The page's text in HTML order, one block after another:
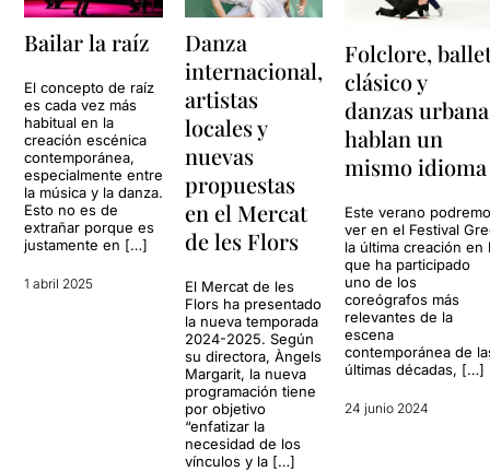
Bailar la raíz
El concepto de raíz
es cada vez más
habitual en la
creación escénica
contemporánea,
especialmente entre
la música y la danza.
Esto no es de
extrañar porque es
justamente en […]
1 abril 2025
Danza
internacional,
artistas
locales y
nuevas
propuestas
en el Mercat
de les Flors
El Mercat de les
Flors ha presentado
la nueva temporada
2024-2025. Según
su directora, Àngels
Margarit, la nueva
programación tiene
por objetivo
“enfatizar la
necesidad de los
vínculos y la […]
Folclore,
clásico y
danzas
hablan un
mismo idioma
Este verano
ver en el Festival
la última creación en
que ha participado
uno de los
coreógrafos más
relevantes de la
escena
contemporánea de
últimas décadas, […]
24 junio 2024